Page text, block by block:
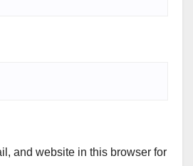
and website in this browser for